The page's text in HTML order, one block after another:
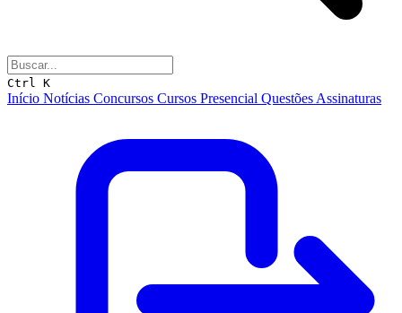
Ctrl K
Início Notícias Concursos Cursos Presencial Questões Assinaturas